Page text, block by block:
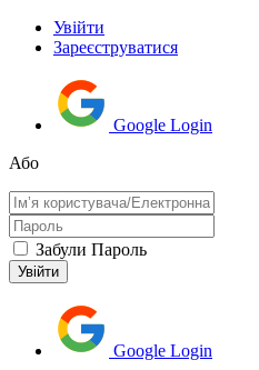
Увійти
Зареєструватися
Google Login
Або
Забули Пароль
Google Login